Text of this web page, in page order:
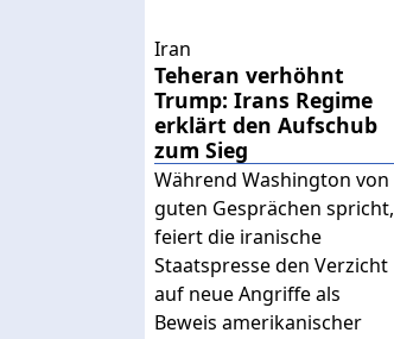
Iran
Teheran verhöhnt
Trump: Irans Regime
erklärt den Aufschub
zum Sieg
Während Washington von
guten Gesprächen spricht,
feiert die iranische
Staatspresse den Verzicht
auf neue Angriffe als
Beweis amerikanischer